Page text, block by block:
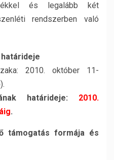
és legalább két
rendszerben való
2010. október 11-
határideje: 2010.
.
támogatás formája és